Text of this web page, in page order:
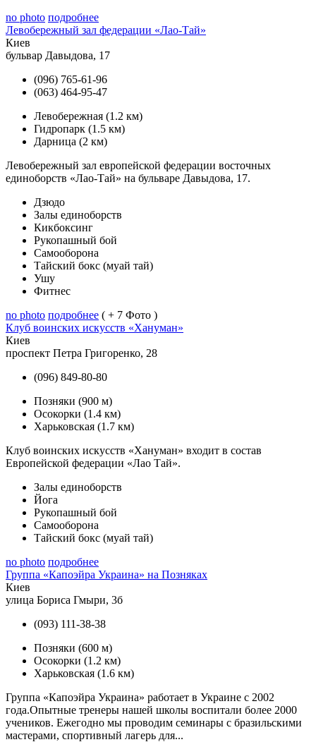
no photo подробнее
Левобережный зал федерации «Лао-Тай»
Киев
бульвар Давыдова, 17
(096) 765-61-96
(063) 464-95-47
Левобережная (1.2 км)
Гидропарк (1.5 км)
Дарница (2 км)
Левобережный зал европейской федерации восточных
единоборств «Лао-Тай» на бульваре Давыдова, 17.
Дзюдо
Залы единоборств
Кикбоксинг
Рукопашный бой
Самооборона
Тайский бокс (муай тай)
Ушу
Фитнес
no photo подробнее ( + 7 Фото )
Клуб воинских искусств «Хануман»
Киев
проспект Петра Григоренко, 28
(096) 849-80-80
Позняки (900 м)
Осокорки (1.4 км)
Харьковская (1.7 км)
Клуб воинских искусств «Хануман» входит в состав
Европейской федерации «Лао Тай».
Залы единоборств
Йога
Рукопашный бой
Самооборона
Тайский бокс (муай тай)
no photo подробнее
Группа «Капоэйра Украина» на Позняках
Киев
улица Бориса Гмыри, 3б
(093) 111-38-38
Позняки (600 м)
Осокорки (1.2 км)
Харьковская (1.6 км)
Группа «Капоэйра Украина» работает в Украине с 2002
года.Опытные тренеры нашей школы воспитали более 2000
учеников. Ежегодно мы проводим семинары с бразильскими
мастерами, спортивный лагерь для...